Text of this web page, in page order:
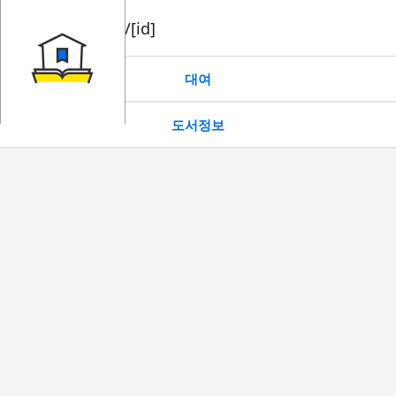
book/rent/[id]
대여
도서정보